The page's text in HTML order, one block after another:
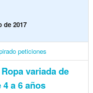
de 2017
peticiones
Ropa variada de
4 a 6 años